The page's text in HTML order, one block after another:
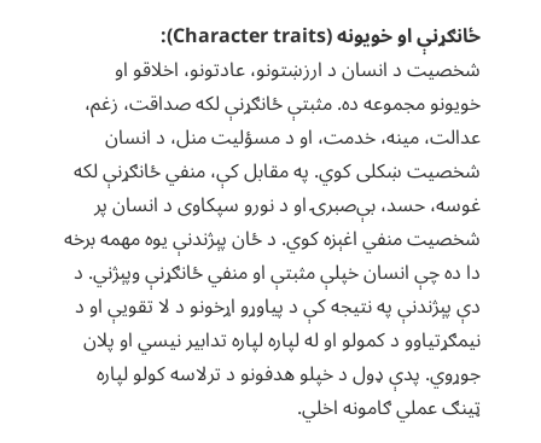
ځانګړنې او خویونه (Character traits):
شخصیت د انسان د ارزښتونو، عادتونو، اخلاقو او
خویونو مجموعه ده. مثبتې ځانګړنې لکه صداقت، زغم،
عدالت، مینه، خدمت، او د مسؤلیت منل، د انسان
شخصیت ښکلی کوي. په مقابل کې، منفي ځانګړنې لکه
غوسه، حسد، بې‌صبرۍ او د نورو سپکاوی د انسان پر
شخصیت منفي اغېزه کوي. د ځان پېژندنې یوه مهمه برخه
دا ده چې انسان خپلې مثبتې او منفي ځانګړنې وپېژني. د
دې پېژندنې په نتیجه کې د پیاوړو اړخونو د لا تقویې او د
نیمګړتیاوو د کمولو او له لپاره لپاره تدابیر نیسي او پلان
جوړوي. پدې ډول د خپلو هدفونو د ترلاسه کولو لپاره
ټینګ عملي ګامونه اخلي.